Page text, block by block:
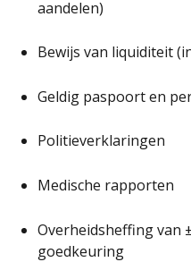
aandelen)
Bewijs van liquiditeit
Geldig paspoort en
Politieverklaringen
Medische rapporten
Overheidsheffing van
goedkeuring